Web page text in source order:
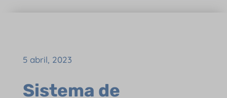
5 abril, 2023
Sistema de